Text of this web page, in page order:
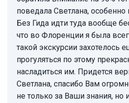
поведала Светлана,
Без Гида идти туда вообще
что во Флоренции я была
такой экскурсии захотелось
прогуляться по этому
насладиться им. Придется
Светлана, спасибо Вам
не только за Ваши знания, но